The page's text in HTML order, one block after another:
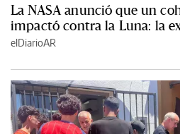
La NASA anunció que un
impactó contra la Luna: la
elDiarioAR